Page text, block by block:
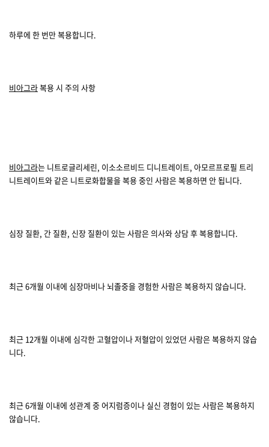
하루에 한 번만 복용합니다.
비아그라복용 시 주의 사항
비아그라는 니트로글리세린, 이소소르비드 디니트레이트, 아모르프로필 트리
니트레이트와 같은 니트로화합물을 복용 중인 사람은 복용하면 안 됩니다.
심장 질환, 간 질환, 신장 질환이 있는 사람은 의사와 상담 후 복용합니다.
최근 6개월 이내에 심장마비나 뇌졸중을 경험한 사람은 복용하지 않습니다.
최근 12개월 이내에 심각한 고혈압이나 저혈압이 있었던 사람은 복용하지 않습
니다.
최근 6개월 이내에 성관계 중 어지럼증이나 실신 경험이 있는 사람은 복용하지
않습니다.